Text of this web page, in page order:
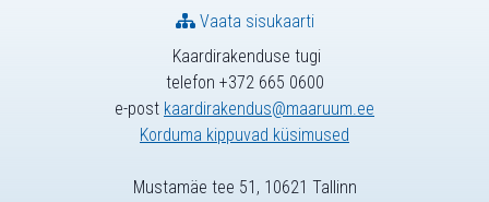
Kaardirakenduse tugi
telefon +372 665 0600
e-post kaardirakendus@maaruum.ee
Korduma kippuvad küsimused
Vaata sisukaarti
Mustamäe tee 51, 10621 Tallinn